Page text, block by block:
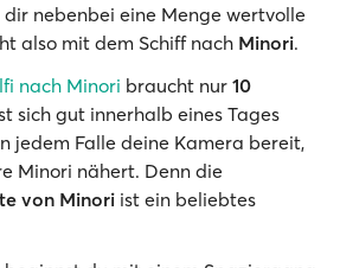
nebenbei eine Menge wertvolle
also mit dem Schiff nach Minori.
nach Minori braucht nur 10
sich gut innerhalb eines Tages
jedem Falle deine Kamera bereit,
Minori nähert. Denn die
von Minori ist ein beliebtes